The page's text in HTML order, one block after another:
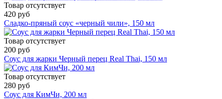
Товар отсутствует
420 руб
Сладко-пряный соус «черный чили», 150 мл
Товар отсутствует
200 руб
Соус для жарки Черный перец Real Thai, 150 мл
Товар отсутствует
280 руб
Соус для КимЧи, 200 мл